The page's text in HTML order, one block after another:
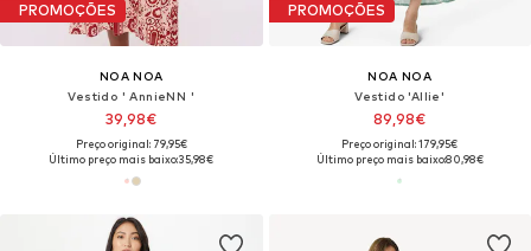
PROMOÇÕES
NOA NOA
Vestido ' AnnieNN '
39,98€
Preço original: 79,95€
Último preço mais baixo:35,98€
PROMOÇÕES
NOA NOA
Vestido 'Allie'
89,98€
Preço original: 179,95€
Último preço mais baixo:80,98€